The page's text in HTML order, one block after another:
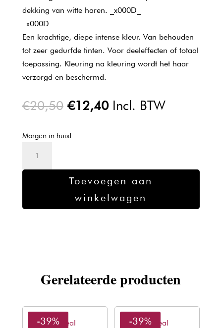
dekking van witte haren. _x000D_
_x000D_
Een krachtige, diepe intense kleur. Van behouden
tot zeer gedurfde tinten. Voor deeleffecten of totaal
toepassing. Kleuring na kleuring wordt het haar
verzorgd en beschermd.
€20,50 Oorspronkelijke
was:
€12,40Huidige
Incl. BTW
Morgen in huis!
Toevoegen aan
winkelwagen
Gerelateerde producten
L'oreal
-39% L'oreal
-39%